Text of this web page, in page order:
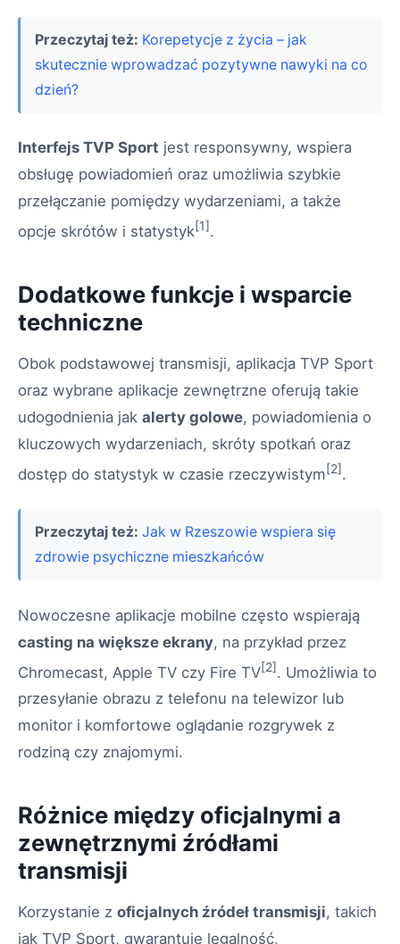
Przeczytaj też: Korepetycje z życia – jak
skutecznie wprowadzać pozytywne nawyki na co
dzień?
Interfejs TVP Sport jest responsywny, wspiera
obsługę powiadomień oraz umożliwia szybkie
przełączanie pomiędzy wydarzeniami, a także
opcje skrótów i statystyk[1].
Dodatkowe funkcje i wsparcie
techniczne
Obok podstawowej transmisji, aplikacja TVP Sport
oraz wybrane aplikacje zewnętrzne oferują takie
udogodnienia jak alerty golowe, powiadomienia o
kluczowych wydarzeniach, skróty spotkań oraz
dostęp do statystyk w czasie rzeczywistym[2].
Przeczytaj też: Jak w Rzeszowie wspiera się
zdrowie psychiczne mieszkańców
Nowoczesne aplikacje mobilne często wspierają
casting na większe ekrany, na przykład przez
Chromecast, Apple TV czy Fire TV[2]. Umożliwia to
przesyłanie obrazu z telefonu na telewizor lub
monitor i komfortowe oglądanie rozgrywek z
rodziną czy znajomymi.
Różnice między oficjalnymi a
zewnętrznymi źródłami
transmisji
Korzystanie z oficjalnych źródeł transmisji, takich
jak TVP Sport, gwarantuje legalność,